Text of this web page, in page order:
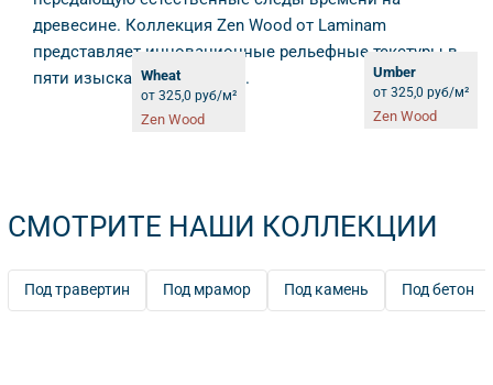
древесине. Коллекция Zen Wood от Laminam
представляет инновационные рельефные текстуры
пяти изысканных оттенках.
Almond
от 325,0 руб/м²
Zen Wood
Maple
от 325,0 руб/м²
Zen Wood
Shadow
от 325,0 руб/м²
Zen Wood
Umber
от 325,0 руб/м²
Zen Wood
Wheat
от 325,0 руб/м²
Zen Wood
СМОТРИТЕ НАШИ КОЛЛЕКЦИИ
Под травертин Под мрамор Под камень Под бетон